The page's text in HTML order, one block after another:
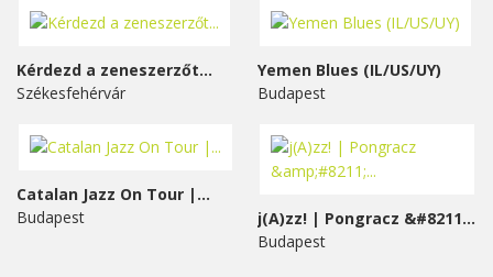
Kérdezd a zeneszerzőt...
Székesfehérvár
Yemen Blues (IL/US/UY)
Budapest
Catalan Jazz On Tour |...
Budapest
j(A)zz! | Pongracz &#8211;...
Budapest